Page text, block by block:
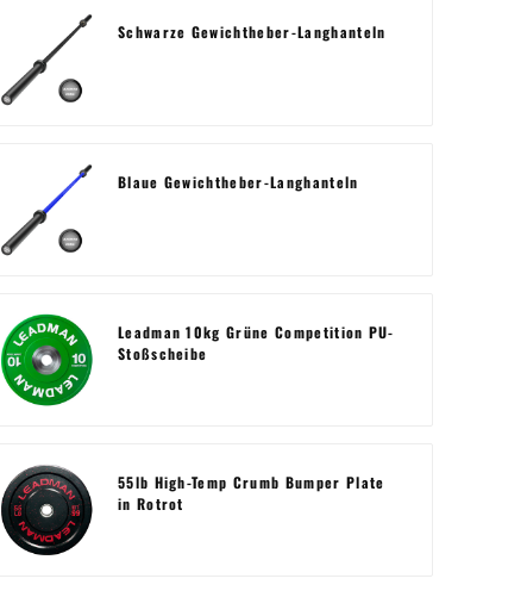
Schwarze Gewichtheber-Langhanteln
Blaue Gewichtheber-Langhanteln
Leadman 10kg Grüne Competition PU-
Stoßscheibe
55lb High-Temp Crumb Bumper Plate
in Rotrot